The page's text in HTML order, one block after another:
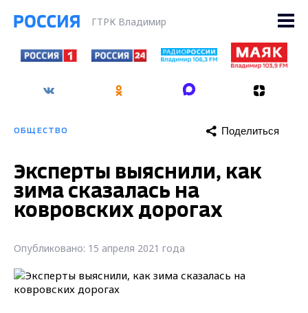
ГТРК Владимир
ОБЩЕСТВО Поделиться
Эксперты выяснили, как
зима сказалась на
ковровских дорогах
Опубликовано: 15 апреля 2021 года